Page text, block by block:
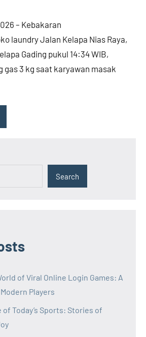
– Kebakaran
laundry Jalan Kelapa Nias Raya,
Gading pukul 14:34 WIB,
gas 3 kg saat karyawan masak
Search
of Viral Online Login Games: A
Players
Today’s Sports: Stories of